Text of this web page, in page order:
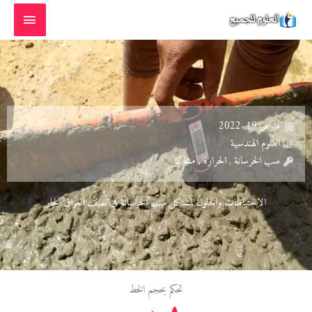
المحتوى
القائمة
الرئيسية
مارس 19, 2022
العلوم الهندسية
صب الخرسانة , الحرارة , مشاكل
الاحتياطات والحلول لمشاكل صب الخرسانة في صيف العراق الحار
تحكم بحجم الخط